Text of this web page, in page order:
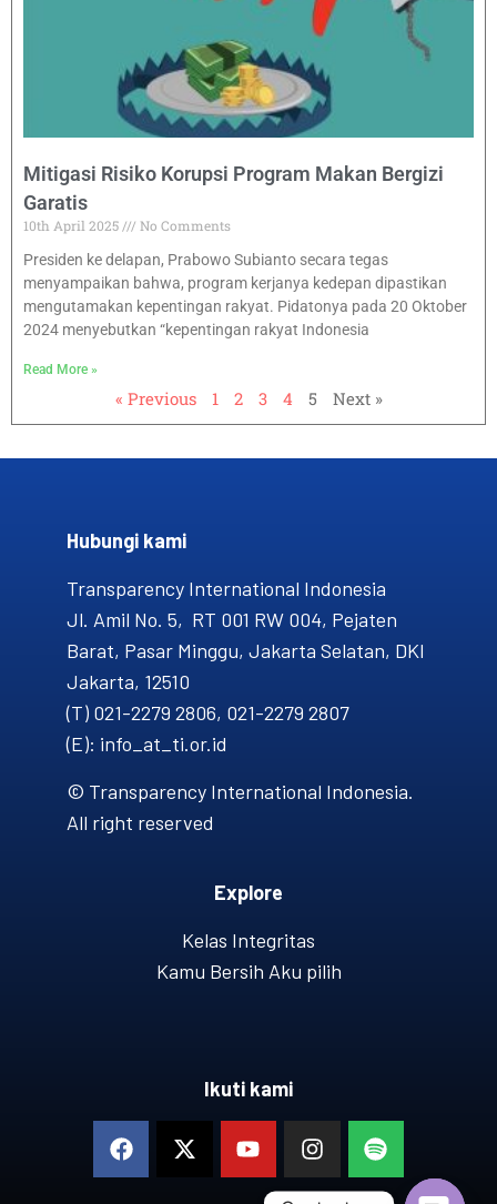
Mitigasi Risiko Korupsi Program Makan Bergizi
Garatis
10th April 2025
No Comments
Presiden ke delapan, Prabowo Subianto secara tegas
menyampaikan bahwa, program kerjanya kedepan dipastikan
mengutamakan kepentingan rakyat. Pidatonya pada 20 Oktober
2024 menyebutkan “kepentingan rakyat Indonesia
Read More »
« Previous 1 2 3 4 5 Next »
Hubungi kami​
Transparency International Indonesia
Jl. Amil No. 5, RT 001 RW 004, Pejaten
Barat, Pasar Minggu, Jakarta Selatan, DKI
Jakarta, 12510
(T) 021-2279 2806, 021-2279 2807
(E): info_at_ti.or.id
© Transparency International Indonesia.
All right reserved
Explore
Kelas Integritas
Kamu Bersih Aku pilih
Ikuti kami